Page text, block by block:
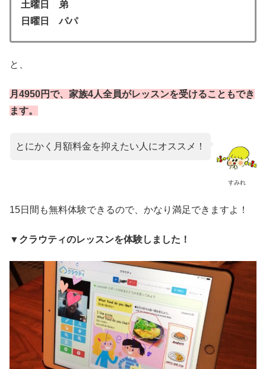
土曜日 弟
日曜日 パパ
と、
月4950円で、家族4人全員がレッスンを受けることもでき
ます。
すみれ
とにかく月額料金を抑えたい人にオススメ！
15日間も無料体験できるので、かなり満足できますよ！
▼クラウティのレッスンを体験しました！